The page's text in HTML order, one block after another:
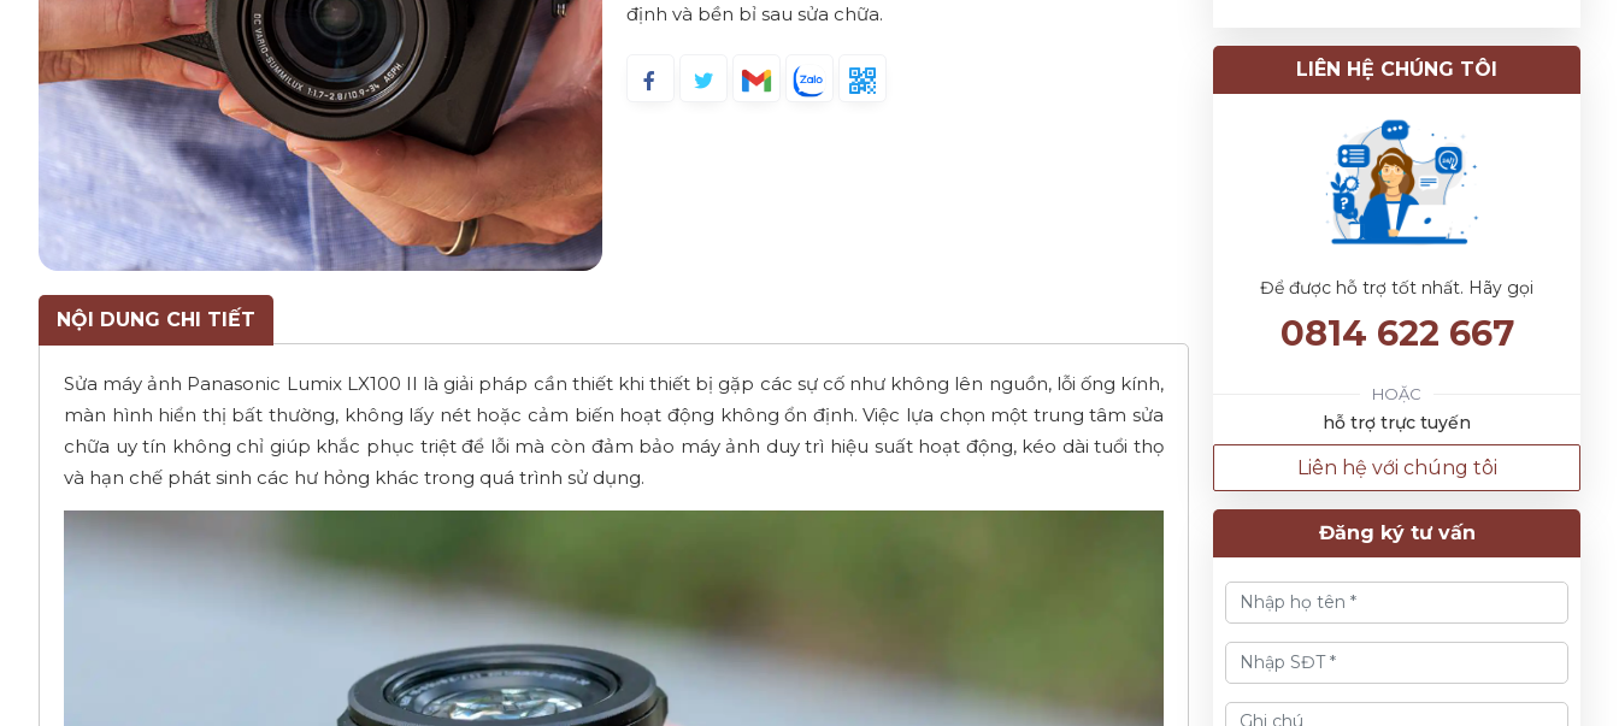
định và bền bỉ sau sửa chữa.
NỘI DUNG CHI TIẾT
Sửa máy ảnh Panasonic Lumix LX100 II là giải pháp cần thiết khi thiết bị gặp các sự cố như không lên nguồn, lỗi ống kính,
màn hình hiển thị bất thường, không lấy nét hoặc cảm biến hoạt động không ổn định. Việc lựa chọn một trung tâm sửa
chữa uy tín không chỉ giúp khắc phục triệt để lỗi mà còn đảm bảo máy ảnh duy trì hiệu suất hoạt động, kéo dài tuổi thọ
và hạn chế phát sinh các hư hỏng khác trong quá trình sử dụng.
LIÊN HỆ CHÚNG TÔI
Để được hỗ trợ tốt nhất. Hãy gọi
0814 622 667
HOẶC
hỗ trợ trực tuyến
Liên hệ với chúng tôi
Đăng ký tư vấn